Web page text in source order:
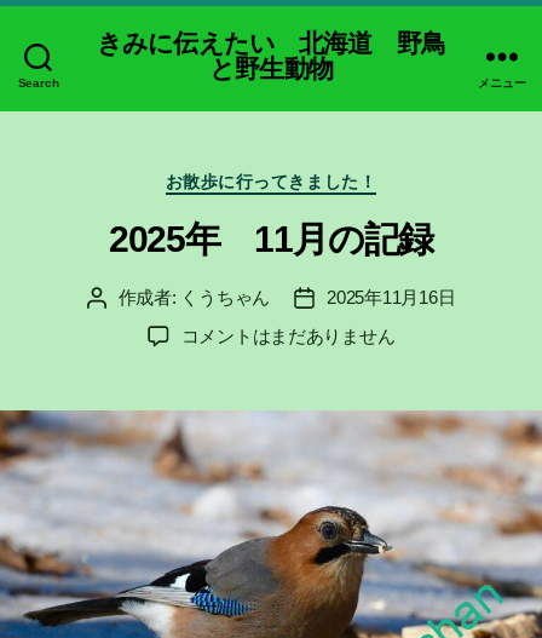
Search
きみに伝えたい 北海道 野鳥
と野生動物
メニュー
カ
テ
ゴ
リ
お散歩に行ってきました！
2025年 11月の記録
投 作成者: くうちゃん
投
稿
日
2025年11月16日
2025
月
の
記
録
へ
コメントはまだありません